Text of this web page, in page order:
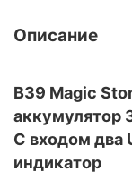
Описание
B39 Magic
аккумулятор
C входом два
индикатор